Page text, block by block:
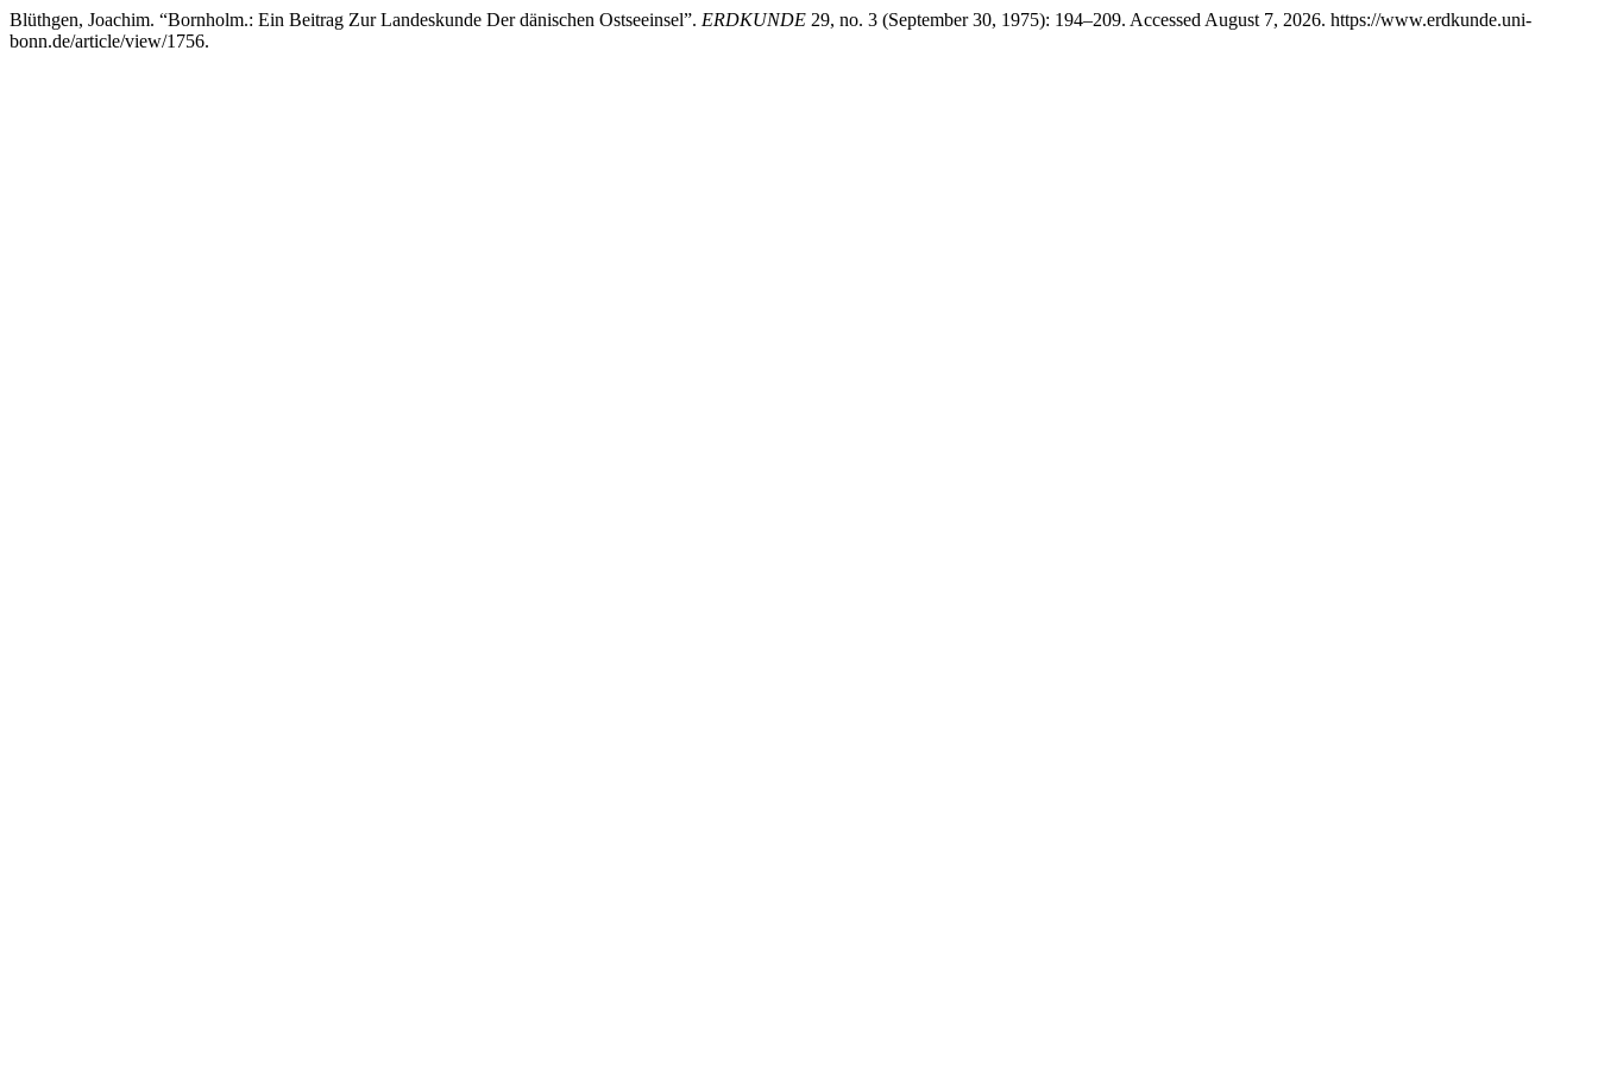
Blüthgen, Joachim. “Bornholm.: Ein Beitrag Zur Landeskunde Der dänischen Ostseeinsel”. ERDKUNDE 29, no. 3 (September 30, 1975): 194–209. Accessed August 7, 2026. https://www.erdkunde.uni-
bonn.de/article/view/1756.